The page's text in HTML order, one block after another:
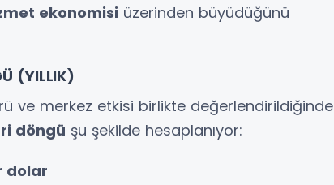
ekonomisi üzerinden büyüdüğünü
(YILLIK)
ve merkez etkisi birlikte değerlendirildiğinde
döngü şu şekilde hesaplanıyor:
dolar